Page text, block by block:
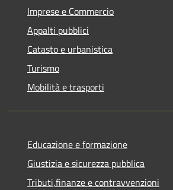
Imprese e Commercio
Appalti pubblici
Catasto e urbanistica
Turismo
Mobilità e trasporti
Educazione e formazione
Giustizia e sicurezza pubblica
Tributi,finanze e contravvenzioni